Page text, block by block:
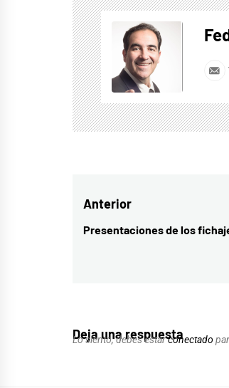
Navegación
de
Anterior
Entrada
Presentaciones de los
Deja una respuesta
Lo siento, debes estarconectado